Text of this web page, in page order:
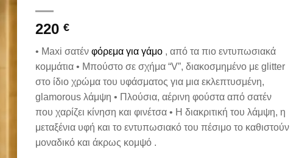
220 €
• Maxi σατέν φόρεμα για γάμο , από τα πιο εντυπωσιακά
κομμάτια • Μπούστο σε σχήμα “V”, διακοσμημένο με glitter
στο ίδιο χρώμα του υφάσματος για μια εκλεπτυσμένη,
glamorous λάμψη • Πλούσια, αέρινη φούστα από σατέν
που χαρίζει κίνηση και φινέτσα • Η διακριτική του λάμψη, η
μεταξένια υφή και το εντυπωσιακό του πέσιμο το καθιστούν
μοναδικό και άκρως κομψό .